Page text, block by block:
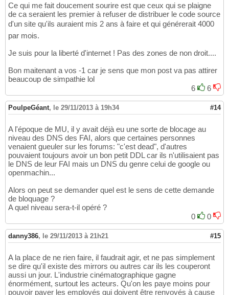
Ce qui me fait doucement sourire est que ceux qui se plaigne
de ca seraient les premier à refuser de distribuer le code source
d'un site qu'ils auraient mis 2 ans à faire et qui générerait 4000
par mois.
Je suis pour la liberté d'internet ! Pas des zones de non droit....
Bon maitenant a vos -1 car je sens que mon post va pas attirer
beaucoup de simpathie lol
6
6
PoulpeGéant, le 29/11/2013 à 19h34 #14
A l'époque de MU, il y avait déjà eu une sorte de blocage au
niveau des DNS des FAI, alors que certaines personnes
venaient gueuler sur les forums: "c'est dead", d'autres
pouvaient toujours avoir un bon petit DDL car ils n'utilisaient pas
le DNS de leur FAI mais un DNS du genre celui de google ou
openmachin...
Alors on peut se demander quel est le sens de cette demande
de bloquage ?
A quel niveau sera-t-il opéré ?
0
0
danny386, le 29/11/2013 à 21h21 #15
A la place de ne rien faire, il faudrait agir, et ne pas simplement
se dire qu'il existe des mirrors ou autres car ils les couperont
aussi un jour. L'industrie cinématographique gagne
énormément, surtout les acteurs. Qu'on les paye moins pour
pouvoir payer les employés qui doivent être renvoyés à cause